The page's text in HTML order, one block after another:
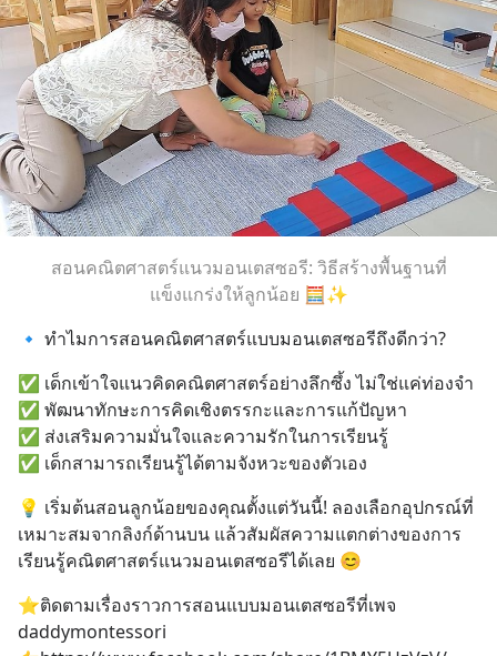
สอนคณิตศาสตร์แนวมอนเตสซอรี: วิธีสร้างพื้นฐานที่
แข็งแกร่งให้ลูกน้อย 🧮✨
🔹 ทำไมการสอนคณิตศาสตร์แบบมอนเตสซอรีถึงดีกว่า?
✅ เด็กเข้าใจแนวคิดคณิตศาสตร์อย่างลึกซึ้ง ไม่ใช่แค่ท่องจำ
✅ พัฒนาทักษะการคิดเชิงตรรกะและการแก้ปัญหา
✅ ส่งเสริมความมั่นใจและความรักในการเรียนรู้
✅ เด็กสามารถเรียนรู้ได้ตามจังหวะของตัวเอง
💡 เริ่มต้นสอนลูกน้อยของคุณตั้งแต่วันนี้! ลองเลือกอุปกรณ์ที่
เหมาะสมจากลิงก์ด้านบน แล้วสัมผัสความแตกต่างของการ
เรียนรู้คณิตศาสตร์แนวมอนเตสซอรีได้เลย 😊
⭐ติดตามเรื่องราวการสอนแบบมอนเตสซอรีที่เพจ
daddymontessori